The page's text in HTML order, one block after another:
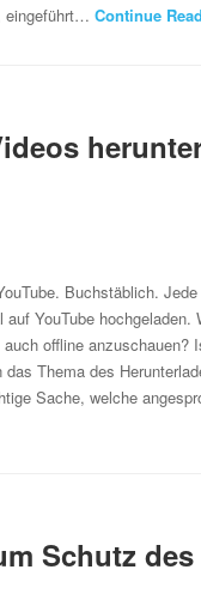
eingeführt…Continue
Buchstäblich.
YouTube hochgeladen.
offline anzuschauen?
das Thema des
Sache, welche
Schutz